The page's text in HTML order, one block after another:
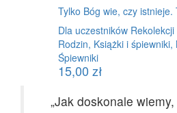
Tylko Bóg wie, czy istnieje.
Dla uczestników
Rodzin, Książki i śpiewniki,
Śpiewniki
15,00 zł
„Jak doskonale